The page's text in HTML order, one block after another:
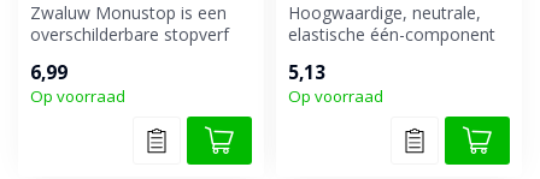
Zwaluw Monustop is een
overschilderbare stopverf
hybride ...
6,99
Op voorraad
Hoogwaardige, neutrale,
elastische één-component
basis...
5,13
Op voorraad